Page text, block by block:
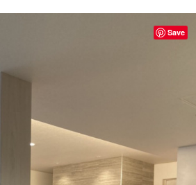
Save